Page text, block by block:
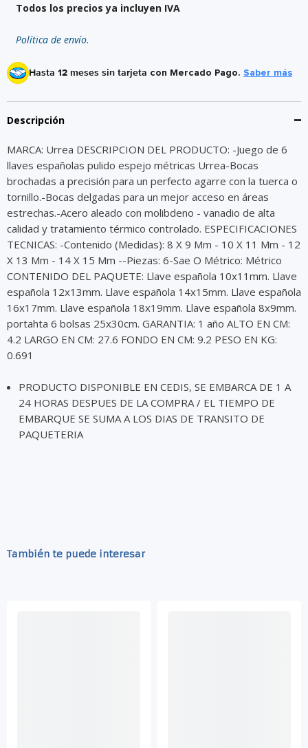
Todos los precios ya incluyen IVA
Política de envío.
Hasta 12 meses sin tarjeta con Mercado Pago. Saber más
Descripción
MARCA: Urrea DESCRIPCION DEL PRODUCTO: -Juego de 6
llaves españolas pulido espejo métricas Urrea-Bocas
brochadas a precisión para un perfecto agarre con la tuerca o
tornillo.-Bocas delgadas para un mejor acceso en áreas
estrechas.-Acero aleado con molibdeno - vanadio de alta
calidad y tratamiento térmico controlado. ESPECIFICACIONES
TECNICAS: -Contenido (Medidas): 8 X 9 Mm - 10 X 11 Mm - 12
X 13 Mm - 14 X 15 Mm --Piezas: 6-Sae O Métrico: Métrico
CONTENIDO DEL PAQUETE: Llave española 10x11mm. Llave
española 12x13mm. Llave española 14x15mm. Llave española
16x17mm. Llave española 18x19mm. Llave española 8x9mm.
portahta 6 bolsas 25x30cm. GARANTIA: 1 año ALTO EN CM:
4.2 LARGO EN CM: 27.6 FONDO EN CM: 9.2 PESO EN KG:
0.691
PRODUCTO DISPONIBLE EN CEDIS, SE EMBARCA DE 1 A
24 HORAS DESPUES DE LA COMPRA / EL TIEMPO DE
EMBARQUE SE SUMA A LOS DIAS DE TRANSITO DE
PAQUETERIA
También te puede interesar